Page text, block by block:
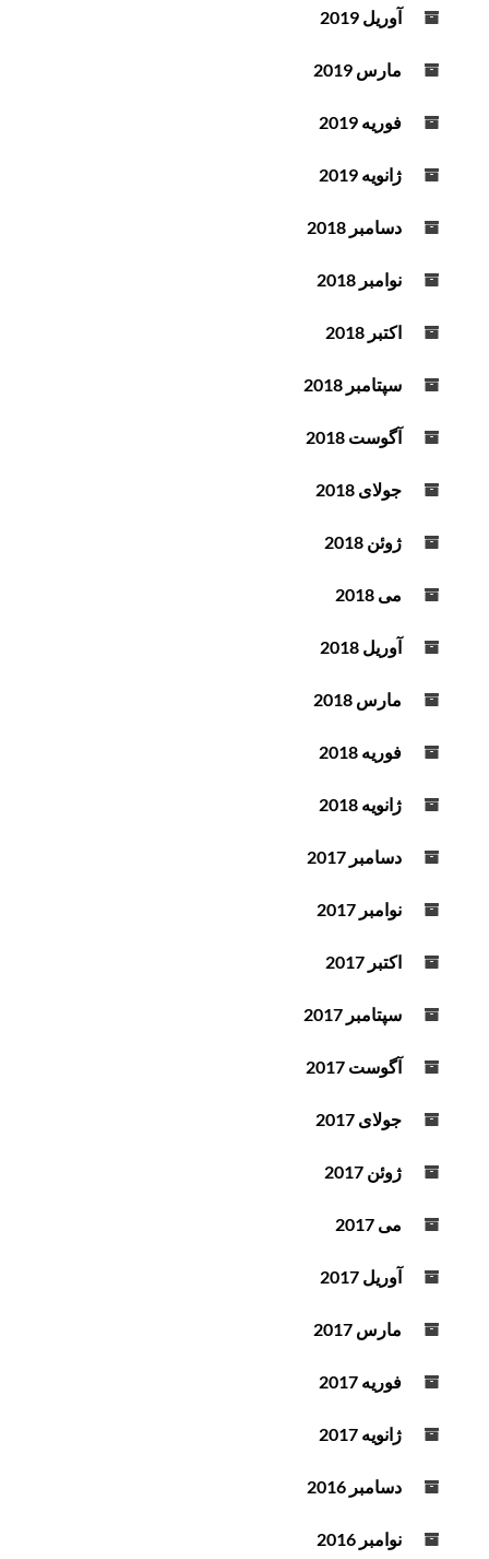
آوریل 2019
مارس 2019
فوریه 2019
ژانویه 2019
دسامبر 2018
نوامبر 2018
اکتبر 2018
سپتامبر 2018
آگوست 2018
جولای 2018
ژوئن 2018
می 2018
آوریل 2018
مارس 2018
فوریه 2018
ژانویه 2018
دسامبر 2017
نوامبر 2017
اکتبر 2017
سپتامبر 2017
آگوست 2017
جولای 2017
ژوئن 2017
می 2017
آوریل 2017
مارس 2017
فوریه 2017
ژانویه 2017
دسامبر 2016
نوامبر 2016